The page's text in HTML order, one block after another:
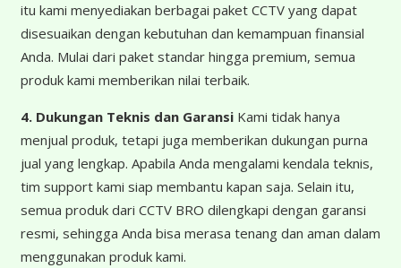
itu kami menyediakan berbagai paket CCTV yang dapat
disesuaikan dengan kebutuhan dan kemampuan finansial
Anda. Mulai dari paket standar hingga premium, semua
produk kami memberikan nilai terbaik.
4. Dukungan Teknis dan GaransiKami tidak hanya
menjual produk, tetapi juga memberikan dukungan purna
jual yang lengkap. Apabila Anda mengalami kendala teknis,
tim support kami siap membantu kapan saja. Selain itu,
semua produk dari CCTV BRO dilengkapi dengan garansi
resmi, sehingga Anda bisa merasa tenang dan aman dalam
menggunakan produk kami.